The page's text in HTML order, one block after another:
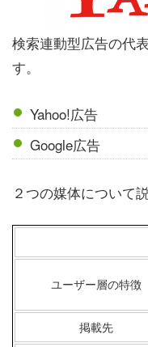
検索連動型広告の代
す。
Yahoo!広告
Google広告
２つの媒体について
ユーザー層の特徴
掲載先